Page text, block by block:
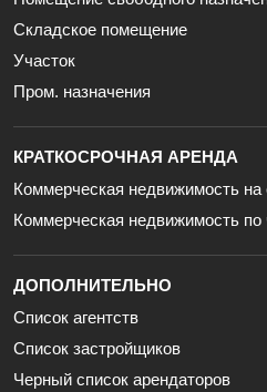
Складское помещение
Участок
Пром. назначения
КРАТКОСРОЧНАЯ АРЕНДА
Коммерческая недвижимость на
Коммерческая недвижимость по
ДОПОЛНИТЕЛЬНО
Список агентств
Список застройщиков
Черный список арендаторов